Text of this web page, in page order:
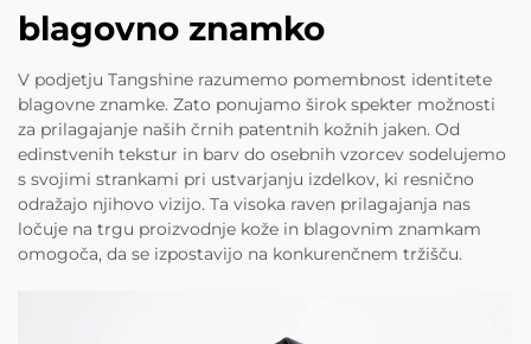
blagovno znamko
V podjetju Tangshine razumemo pomembnost identitete
blagovne znamke. Zato ponujamo širok spekter možnosti
za prilagajanje naših črnih patentnih kožnih jaken. Od
edinstvenih tekstur in barv do osebnih vzorcev sodelujemo
s svojimi strankami pri ustvarjanju izdelkov, ki resnično
odražajo njihovo vizijo. Ta visoka raven prilagajanja nas
ločuje na trgu proizvodnje kože in blagovnim znamkam
omogoča, da se izpostavijo na konkurenčnem tržišču.